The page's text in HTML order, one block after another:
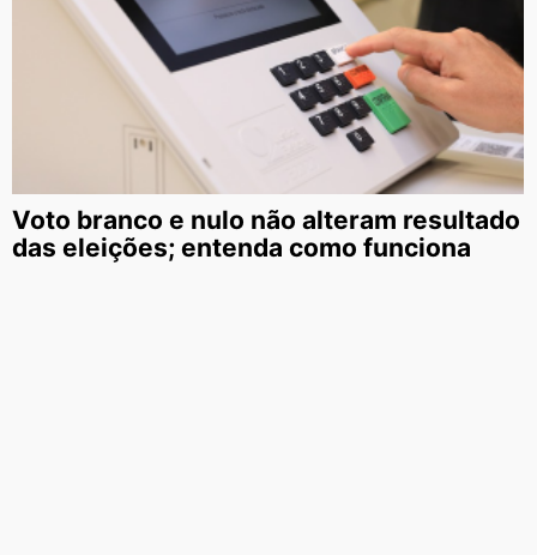
Voto branco e nulo não alteram resultado
das eleições; entenda como funciona